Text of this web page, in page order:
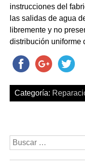
instrucciones del
las salidas de agua
libremente y no
distribución uniforme
Categoría:
Buscar: